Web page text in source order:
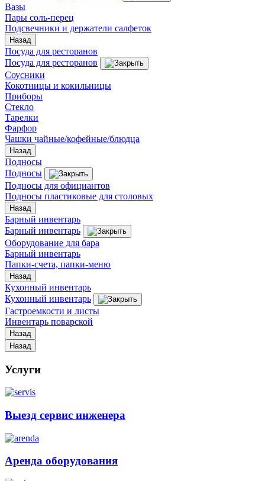
Вазы
Пары соль-перец
Подсвечники и держатели салфеток
Назад
Посуда для ресторанов
Посуда для ресторанов
Соусники
Кокотницы и кокильницы
Приборы
Стекло
Тарелки
Фарфор
Чашки чайные/кофейные/блюдца
Назад
Подносы
Подносы
Подносы для официантов
Подносы пластиковые для столовых
Назад
Барный инвентарь
Барный инвентарь
Оборудование для бара
Барный инвентарь
Папки-счета, папки-меню
Назад
Кухонный инвентарь
Кухонный инвентарь
Гастроемкости и листы
Инвентарь поварской
Назад
Назад
Услуги
Выезд сервис инженера
Аренда оборудования